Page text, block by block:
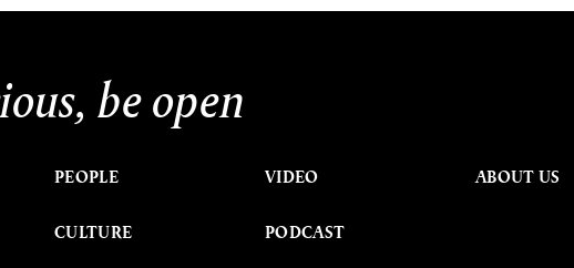
be open
PEOPLE
CULTURE
VIDEO
PODCAST
ABOUT US